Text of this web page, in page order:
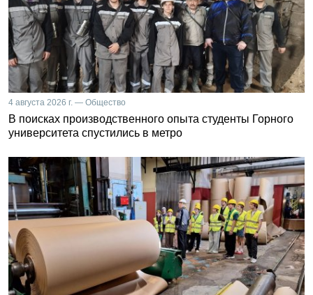
4 августа 2026 г. — Общество
В поисках производственного опыта студенты Горного
университета спустились в метро